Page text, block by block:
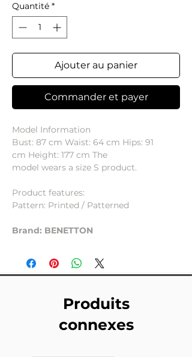
Quantité *
Ajouter au panier
Commander et payer
Model Information
Bust: 87 cm Waist: 64 cm Hips: 91
cm Height: 177 cm The
model wears a size S product.
Product features:
Pattern: Printed / Patterned
Brand: BENETTON
Produits
connexes